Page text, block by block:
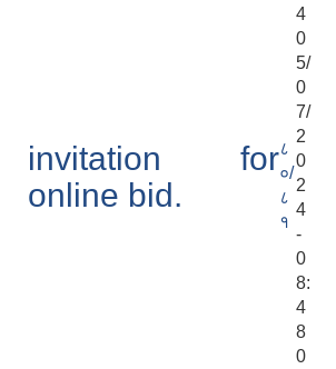
4
invitation for
online bid.
८
०/
८
१
0
5/
0
7/
2
0
2
4
-
0
8:
4
8
0